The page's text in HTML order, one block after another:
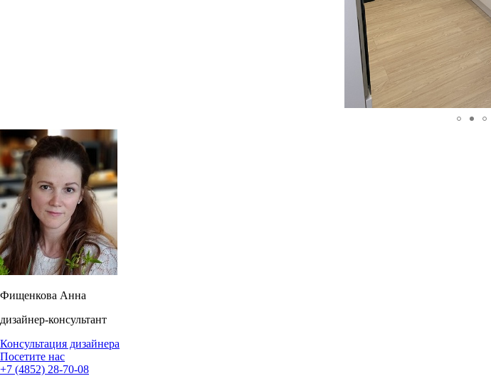
Фищенкова Анна
дизайнер-консультант
Консультация дизайнера
Посетите нас
+7 (4852) 28-70-08